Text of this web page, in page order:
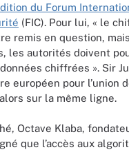
du Forum
(FIC). Pour lui, « le
remis en question,
les autorités doivent
chiffrées ». Sir
européen pour l’union
sur la même ligne.
Octave Klaba,
que l’accès aux